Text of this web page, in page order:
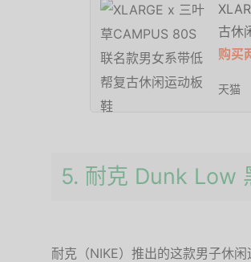
古休
购买
天猫
5. 耐克 Dunk Low
耐克（NIKE）推出的这款男子休